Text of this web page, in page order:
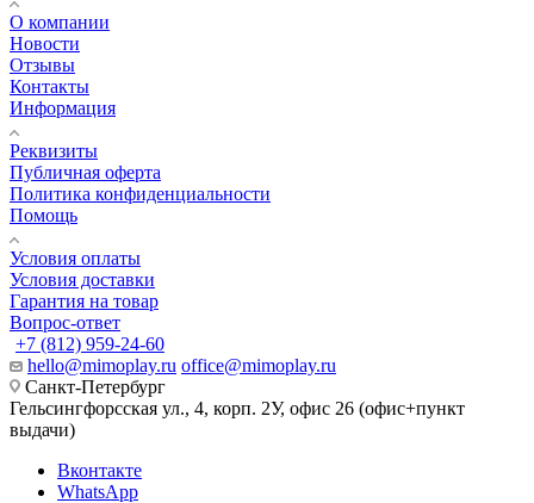
О компании
Новости
Отзывы
Контакты
Информация
Реквизиты
Публичная оферта
Политика конфиденциальности
Помощь
Условия оплаты
Условия доставки
Гарантия на товар
Вопрос-ответ
+7 (812) 959-24-60
hello@mimoplay.ru office@mimoplay.ru
Санкт-Петербург
Гельсингфорсская ул., 4, корп. 2У, офис 26 (офис+пункт
выдачи)
Вконтакте
WhatsApp